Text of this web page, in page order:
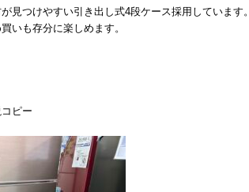
見つけやすい引き出し式4段ケース採用しています。
いも存分に楽しめます。
ピー